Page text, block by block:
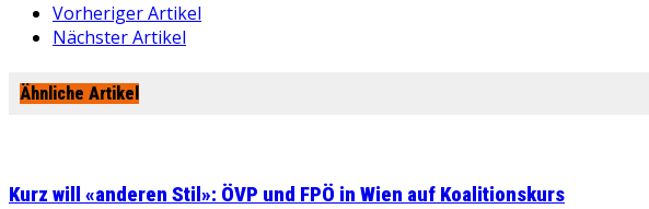
Vorheriger Artikel
Nächster Artikel
Ähnliche Artikel
Kurz will «anderen Stil»: ÖVP und FPÖ in Wien auf Koalitionskurs